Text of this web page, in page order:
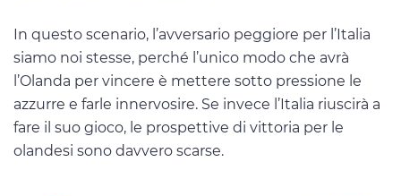
In questo scenario, l’avversario peggiore per l’Italia
siamo noi stesse, perché l’unico modo che avrà
l’Olanda per vincere è mettere sotto pressione le
azzurre e farle innervosire. Se invece l’Italia riuscirà a
fare il suo gioco, le prospettive di vittoria per le
olandesi sono davvero scarse.